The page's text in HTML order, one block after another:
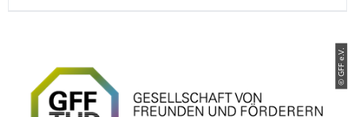
© GFF e.V.